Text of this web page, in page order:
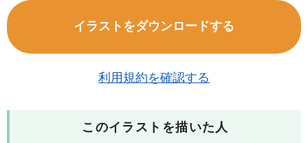
イラストをダウンロードする
利用規約を確認する
このイラストを描いた人